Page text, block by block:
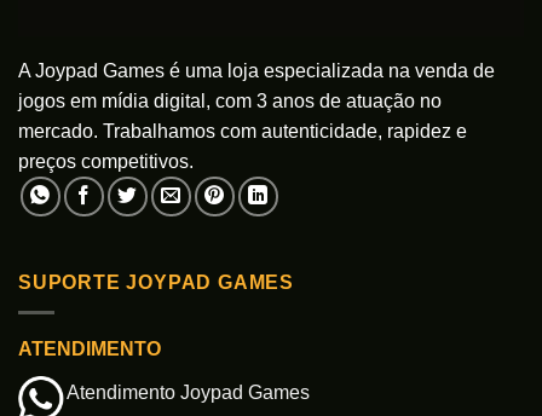
A Joypad Games é uma loja especializada na venda de
jogos em mídia digital, com 3 anos de atuação no
mercado. Trabalhamos com autenticidade, rapidez e
preços competitivos.
SUPORTE JOYPAD GAMES
ATENDIMENTO
Atendimento Joypad Games